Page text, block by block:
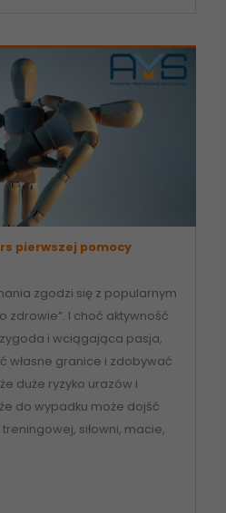
pierwszej pomocy
zgodzi się z popularnym
zdrowie”. I choć aktywność
i wciągająca pasja,
własne granice i zdobywać
duże ryzyko urazów i
do wypadku może dojść
siłowni, macie,